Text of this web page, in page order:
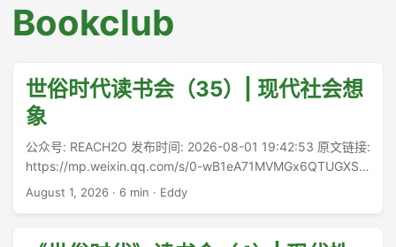
Bookclub
世俗时代读书会（35）| 现代社会想
象
公众号: REACH2O 发布时间: 2026-08-01 19:42:53 原文链接:
https://mp.weixin.qq.com/s/0-wB1eA71MVMGx6QTUGXSA
《世俗时代》一书最近因为13邀的缘故，关注者有所增加吧。
August 1, 2026 · 6 min · Eddy